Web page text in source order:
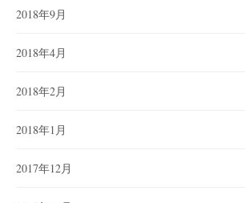
2018年9月
2018年4月
2018年2月
2018年1月
2017年12月